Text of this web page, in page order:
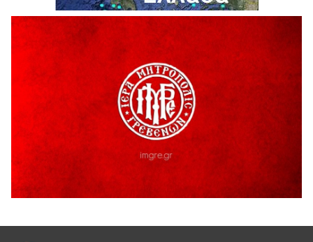
5 Αυγούστου 2026
Ευχαριστήριο Εκπολιτιστικού Συλλόγου Ταξιάρχη προς κ.
Παρασχάκη Αθανάσιο
Διακοπή υδροδότησης του Α΄ κλάδου ύδρευσης
5 Αυγούστου 2026
Η Marseaux στα Γρεβενά για μια μοναδική συναυλία
Θερινό Σινεμά στο πλαίσιο του «Πολιτιστικού
Καλοκαιριού 2026» με την βραβευμένη ταινία «Μικρές
Ανάσες».
Γρεβενά: Συνελήφθη 18χρονος αλλοδαπός, για κλοπή